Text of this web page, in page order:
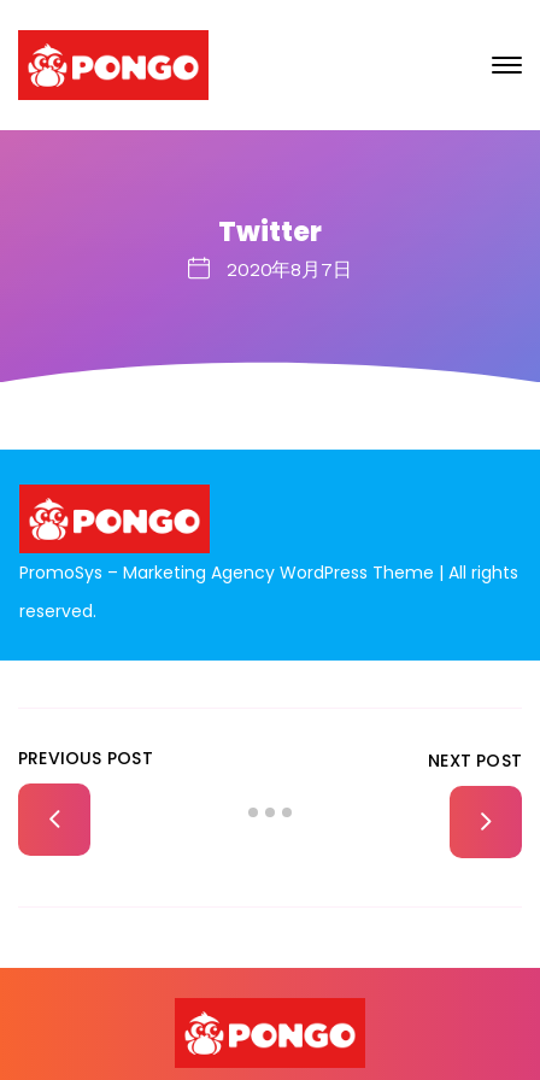
Twitter
2020年8月7日
PromoSys – Marketing Agency WordPress Theme | All rights
reserved.
PREVIOUS POST NEXT POST